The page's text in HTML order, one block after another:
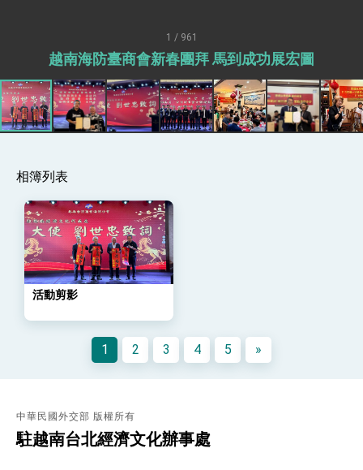
領 下一個世代的繁榮
外交部長林佳龍接受印尼「時代雜誌」專訪，闡
述印太安全局勢，籲深化台印尼半導體供應鏈合
作
副總統接見美參議員蓋耶哥 強調美國是臺灣重
要合作夥伴
外交部長林佳龍午宴歡迎美國聯邦參議員蓋耶哥
訪問團
外交部長林佳龍接見美國智庫「德國馬歇爾基金
卓揆：臺美關稅談判階段性結果有助臺灣取得有
利戰略地位 全力支持「臺美對等貿易協定」簽署
外交部與數位發展部攜手合作，整合台灣雄厚數
位實力，達成固邦榮邦目標
外交部長林佳龍主持第35次「參與亞太經濟合作
策略小組」跨部會會議
年談話
總統主持「守護民主台灣國安行動方案」記者
總統發表執政周年談話 盼面對未來挑戰 堅持
團結 迎風轉型 穩健前行
1 / 961
越南海防臺商會新春團拜 馬到成功展宏圖
相簿列表
活動剪影
1 2 3 4 5 »
中華民國外交部 版權所有
駐越南台北經濟文化辦事處